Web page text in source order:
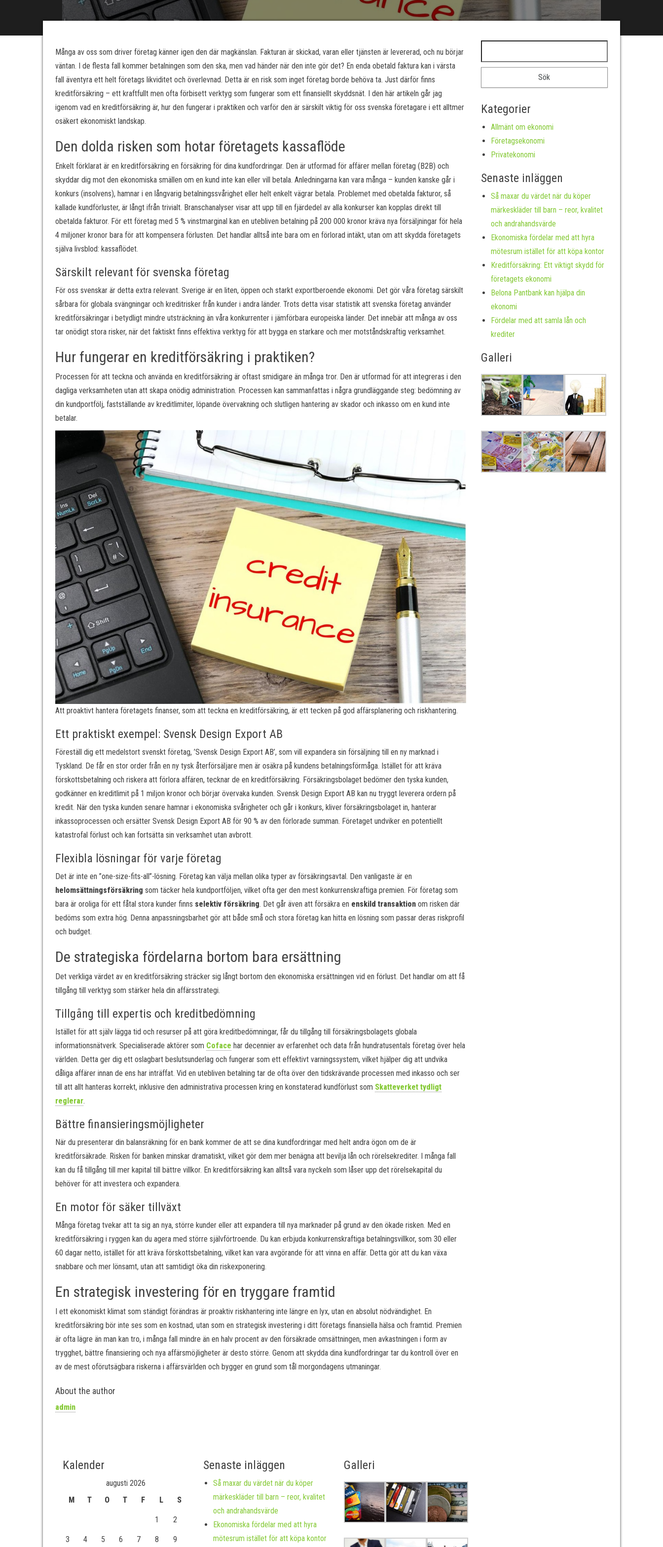
Många av oss som driver företag känner igen den där magkänslan. Fakturan är skickad, varan eller tjänsten är levererad, och nu börjar
väntan. I de flesta fall kommer betalningen som den ska, men vad händer när den inte gör det? En enda obetald faktura kan i värsta
fall äventyra ett helt företags likviditet och överlevnad. Detta är en risk som inget företag borde behöva ta. Just därför finns
kreditförsäkring – ett kraftfullt men ofta förbisett verktyg som fungerar som ett finansiellt skyddsnät. I den här artikeln går jag
igenom vad en kreditförsäkring är, hur den fungerar i praktiken och varför den är särskilt viktig för oss svenska företagare i ett alltmer
osäkert ekonomiskt landskap.
Den dolda risken som hotar företagets kassaflöde
Enkelt förklarat är en kreditförsäkring en försäkring för dina kundfordringar. Den är utformad för affärer mellan företag (B2B) och
skyddar dig mot den ekonomiska smällen om en kund inte kan eller vill betala. Anledningarna kan vara många – kunden kanske går i
konkurs (insolvens), hamnar i en långvarig betalningssvårighet eller helt enkelt vägrar betala. Problemet med obetalda fakturor, så
kallade kundförluster, är långt ifrån trivialt. Branschanalyser visar att upp till en fjärdedel av alla konkurser kan kopplas direkt till
obetalda fakturor. För ett företag med 5 % vinstmarginal kan en utebliven betalning på 200 000 kronor kräva nya försäljningar för hela
4 miljoner kronor bara för att kompensera förlusten. Det handlar alltså inte bara om en förlorad intäkt, utan om att skydda företagets
själva livsblod: kassaflödet.
Särskilt relevant för svenska företag
För oss svenskar är detta extra relevant. Sverige är en liten, öppen och starkt exportberoende ekonomi. Det gör våra företag särskilt
sårbara för globala svängningar och kreditrisker från kunder i andra länder. Trots detta visar statistik att svenska företag använder
kreditförsäkringar i betydligt mindre utsträckning än våra konkurrenter i jämförbara europeiska länder. Det innebär att många av oss
tar onödigt stora risker, när det faktiskt finns effektiva verktyg för att bygga en starkare och mer motståndskraftig verksamhet.
Hur fungerar en kreditförsäkring i praktiken?
Processen för att teckna och använda en kreditförsäkring är oftast smidigare än många tror. Den är utformad för att integreras i den
dagliga verksamheten utan att skapa onödig administration. Processen kan sammanfattas i några grundläggande steg: bedömning av
din kundportfölj, fastställande av kreditlimiter, löpande övervakning och slutligen hantering av skador och inkasso om en kund inte
betalar.
Att proaktivt hantera företagets finanser, som att teckna en kreditförsäkring, är ett tecken på god affärsplanering och riskhantering.
Ett praktiskt exempel: Svensk Design Export AB
Föreställ dig ett medelstort svenskt företag, ’Svensk Design Export AB’, som vill expandera sin försäljning till en ny marknad i
Tyskland. De får en stor order från en ny tysk återförsäljare men är osäkra på kundens betalningsförmåga. Istället för att kräva
förskottsbetalning och riskera att förlora affären, tecknar de en kreditförsäkring. Försäkringsbolaget bedömer den tyska kunden,
godkänner en kreditlimit på 1 miljon kronor och börjar övervaka kunden. Svensk Design Export AB kan nu tryggt leverera ordern på
kredit. När den tyska kunden senare hamnar i ekonomiska svårigheter och går i konkurs, kliver försäkringsbolaget in, hanterar
inkassoprocessen och ersätter Svensk Design Export AB för 90 % av den förlorade summan. Företaget undviker en potentiellt
katastrofal förlust och kan fortsätta sin verksamhet utan avbrott.
Flexibla lösningar för varje företag
Det är inte en ”one-size-fits-all”-lösning. Företag kan välja mellan olika typer av försäkringsavtal. Den vanligaste är en
helomsättningsförsäkring som täcker hela kundportföljen, vilket ofta ger den mest konkurrenskraftiga premien. För företag som
bara är oroliga för ett fåtal stora kunder finns selektiv försäkring. Det går även att försäkra en enskild transaktion om risken där
bedöms som extra hög. Denna anpassningsbarhet gör att både små och stora företag kan hitta en lösning som passar deras riskprofil
och budget.
De strategiska fördelarna bortom bara ersättning
Det verkliga värdet av en kreditförsäkring sträcker sig långt bortom den ekonomiska ersättningen vid en förlust. Det handlar om att få
tillgång till verktyg som stärker hela din affärsstrategi.
Tillgång till expertis och kreditbedömning
Istället för att själv lägga tid och resurser på att göra kreditbedömningar, får du tillgång till försäkringsbolagets globala
informationsnätverk. Specialiserade aktörer som Coface har decennier av erfarenhet och data från hundratusentals företag över hela
världen. Detta ger dig ett oslagbart beslutsunderlag och fungerar som ett effektivt varningssystem, vilket hjälper dig att undvika
dåliga affärer innan de ens har inträffat. Vid en utebliven betalning tar de ofta över den tidskrävande processen med inkasso och ser
till att allt hanteras korrekt, inklusive den administrativa processen kring en konstaterad kundförlust som Skatteverket tydligt
reglerar.
Bättre finansieringsmöjligheter
När du presenterar din balansräkning för en bank kommer de att se dina kundfordringar med helt andra ögon om de är
kreditförsäkrade. Risken för banken minskar dramatiskt, vilket gör dem mer benägna att bevilja lån och rörelsekrediter. I många fall
kan du få tillgång till mer kapital till bättre villkor. En kreditförsäkring kan alltså vara nyckeln som låser upp det rörelsekapital du
behöver för att investera och expandera.
En motor för säker tillväxt
Många företag tvekar att ta sig an nya, större kunder eller att expandera till nya marknader på grund av den ökade risken. Med en
kreditförsäkring i ryggen kan du agera med större självförtroende. Du kan erbjuda konkurrenskraftiga betalningsvillkor, som 30 eller
60 dagar netto, istället för att kräva förskottsbetalning, vilket kan vara avgörande för att vinna en affär. Detta gör att du kan växa
snabbare och mer lönsamt, utan att samtidigt öka din riskexponering.
En strategisk investering för en tryggare framtid
I ett ekonomiskt klimat som ständigt förändras är proaktiv riskhantering inte längre en lyx, utan en absolut nödvändighet. En
kreditförsäkring bör inte ses som en kostnad, utan som en strategisk investering i ditt företags finansiella hälsa och framtid. Premien
är ofta lägre än man kan tro, i många fall mindre än en halv procent av den försäkrade omsättningen, men avkastningen i form av
trygghet, bättre finansiering och nya affärsmöjligheter är desto större. Genom att skydda dina kundfordringar tar du kontroll över en
av de mest oförutsägbara riskerna i affärsvärlden och bygger en grund som tål morgondagens utmaningar.
About the author
admin
Kategorier
Allmänt om ekonomi
Företagsekonomi
Privatekonomi
Senaste inläggen
Så maxar du värdet när du köper
märkeskläder till barn – reor, kvalitet
och andrahandsvärde
Ekonomiska fördelar med att hyra
mötesrum istället för att köpa kontor
Kreditförsäkring: Ett viktigt skydd för
företagets ekonomi
Belona Pantbank kan hjälpa din
ekonomi
Fördelar med att samla lån och
krediter
Galleri
Kalender
augusti 2026
M
T O T F L S
1 2
3 4 5 6 7 8 9
Senaste inläggen
Så maxar du värdet när du köper
märkeskläder till barn – reor, kvalitet
och andrahandsvärde
Ekonomiska fördelar med att hyra
mötesrum istället för att köpa kontor
Galleri